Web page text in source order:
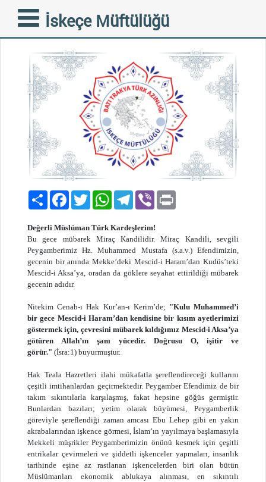
İskeçe Müftülüğü
MİRAÇ KANDİLİ MESAJI
PaylaşFacebook
TwitterWhatsAppTelegram
Viber
Değerli Müslüman Türk Kardeşlerim!
Bu gece mübarek Miraç Kandilidir. Miraç Kandili, sevgili
Peygamberimiz Hz. Muhammed Mustafa (s.a.v.) Efendimizin,
gecenin bir anında Mekke’deki Mescid-i Haram’dan Kudüs’teki
Mescid-i Aksa’ya, oradan da göklere seyahat ettirildiği mübarek
gecenin adıdır.
Nitekim Cenab-ı Hak Kur’an-ı Kerim’de; "Kulu Muhammed’i
bir gece Mescid-i Haram’dan kendisine bir kısım ayetlerimizi
göstermek için, çevresini mübarek kıldığımız Mescid-i Aksa’ya
götüren Allah’ın şanı yücedir. Doğrusu O, işitir ve
görür." (İsra:1) buyurmuştur.
Hak Teala Hazretleri ilahi mükafatla şereflendireceği kullarını
çeşitli imtihanlardan geçirmektedir. Peygamber Efendimiz de bir
takım sıkıntılarla karşılaşmış, fakat hepsine göğüs germiştir.
Bunlardan bazıları; yetim olarak büyümesi, Peygamberlik
göreviyle şereflendiği zaman amcası Ebu Lehep gibi en yakın
akrabalarından işkence görmesi, İslam’ın yayılmaya başlamasıyla
Mekkeli müşrikler Peygamberimizin önünü kesmek için çeşitli
entrikalar çevirmeleri ve şiddetli işkenceler yapmaları, insanlık
tarihinde eşine az rastlanan işkencelerden biri olan bütün
Müslümanları ekonomik ablukaya alınması, en sıkıntılı